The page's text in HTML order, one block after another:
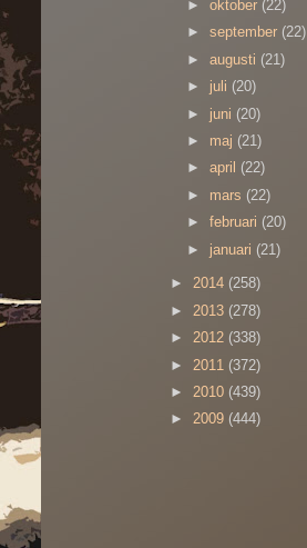
►oktober (22)
►september (22)
►augusti (21)
► juli (20)
► juni (20)
► maj (21)
►april (22)
► mars (22)
►februari (20)
► januari (21)
► 2014 (258)
► 2013 (278)
► 2012 (338)
► 2011 (372)
► 2010 (439)
► 2009 (444)